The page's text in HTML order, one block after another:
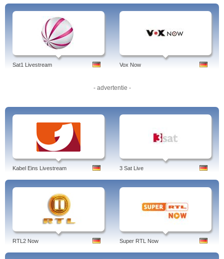
Die beliebtesten Programme bei Bild.de
Videoclips zu aktuellen Meldungen werden in der Regel am häufigsten
angeklickt, daruter politische Themen und Meldungen zum
Tagesgeschehen.
Videoclips zu sportlichen Meldungen, vor allem rund um die
Bundesliga
Erotikclips wie die "Bild Girls"
Die Bild.de-Ligashow, satirische Animationsclips zur Bundesliga
Weitere Programme bei Bild.de
Unter dem Titel "Leser-Reporter 1414" können Bild.de-Leser ihre
selbstgedrehten Videos zu allen möglichen Themen an die Redaktion senden.
Weitere Eigenproduktionen von Bild.de sind u.a. die "FYI! Mit Fine Kalze"-Clips
zu digitalen Trendthemen wie Smartphones, Tablets und neuen Games, sowie
das Musikmagazin BEAT, das regelmäßig neue Musikstars vorstellt.
Weiterhin sind im Streaming-Portal kostenlose Filme zu sehen, bei denen es
sich gewöhnlich um ältere und wenig erfolgreiche Filme handelt.
Sat1 Livestream Vox Now
- advertentie -
Kabel Eins Livestream 3 Sat Live
RTL2 Now Super RTL Now